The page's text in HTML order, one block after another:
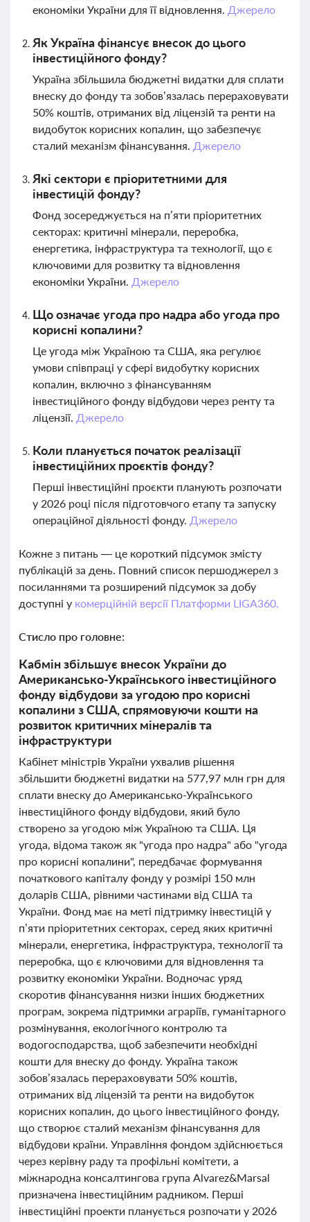
економіки України для її відновлення. Джерело
Як Україна фінансує внесок до цього
інвестиційного фонду?
Україна збільшила бюджетні видатки для сплати
внеску до фонду та зобов’язалась перераховувати
50% коштів, отриманих від ліцензій та ренти на
видобуток корисних копалин, що забезпечує
сталий механізм фінансування. Джерело
Які сектори є пріоритетними для
інвестицій фонду?
Фонд зосереджується на п’яти пріоритетних
секторах: критичні мінерали, переробка,
енергетика, інфраструктура та технології, що є
ключовими для розвитку та відновлення
економіки України. Джерело
Що означає угода про надра або угода про
корисні копалини?
Це угода між Україною та США, яка регулює
умови співпраці у сфері видобутку корисних
копалин, включно з фінансуванням
інвестиційного фонду відбудови через ренту та
ліцензії. Джерело
Коли планується початок реалізації
інвестиційних проєктів фонду?
Перші інвестиційні проєкти планують розпочати
у 2026 році після підготовчого етапу та запуску
операційної діяльності фонду. Джерело
Кожне з питань — це короткий підсумок змісту
публікацій за день. Повний список першоджерел з
посиланнями та розширений підсумок за добу
доступні у комерційній версії Платформи LIGA360.
Стисло про головне:
Кабмін збільшує внесок України до
Американсько-Українського інвестиційного
фонду відбудови за угодою про корисні
копалини з США, спрямовуючи кошти на
розвиток критичних мінералів та
інфраструктури
Кабінет міністрів України ухвалив рішення
збільшити бюджетні видатки на 577,97 млн грн для
сплати внеску до Американсько-Українського
інвестиційного фонду відбудови, який було
створено за угодою між Україною та США. Ця
угода, відома також як "угода про надра" або "угода
про корисні копалини", передбачає формування
початкового капіталу фонду у розмірі 150 млн
доларів США, рівними частинами від США та
України. Фонд має на меті підтримку інвестицій у
п’яти пріоритетних секторах, серед яких критичні
мінерали, енергетика, інфраструктура, технології та
переробка, що є ключовими для відновлення та
розвитку економіки України. Водночас уряд
скоротив фінансування низки інших бюджетних
програм, зокрема підтримки аграріїв, гуманітарного
розмінування, екологічного контролю та
водогосподарства, щоб забезпечити необхідні
кошти для внеску до фонду. Україна також
зобов’язалась перераховувати 50% коштів,
отриманих від ліцензій та ренти на видобуток
корисних копалин, до цього інвестиційного фонду,
що створює сталий механізм фінансування для
відбудови країни. Управління фондом здійснюється
через керівну раду та профільні комітети, а
міжнародна консалтингова група Alvarez&Marsal
призначена інвестиційним радником. Перші
інвестиційні проекти планується розпочати у 2026